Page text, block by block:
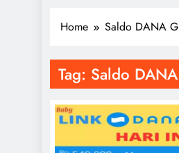
Home Saldo DANA
Tag: Saldo